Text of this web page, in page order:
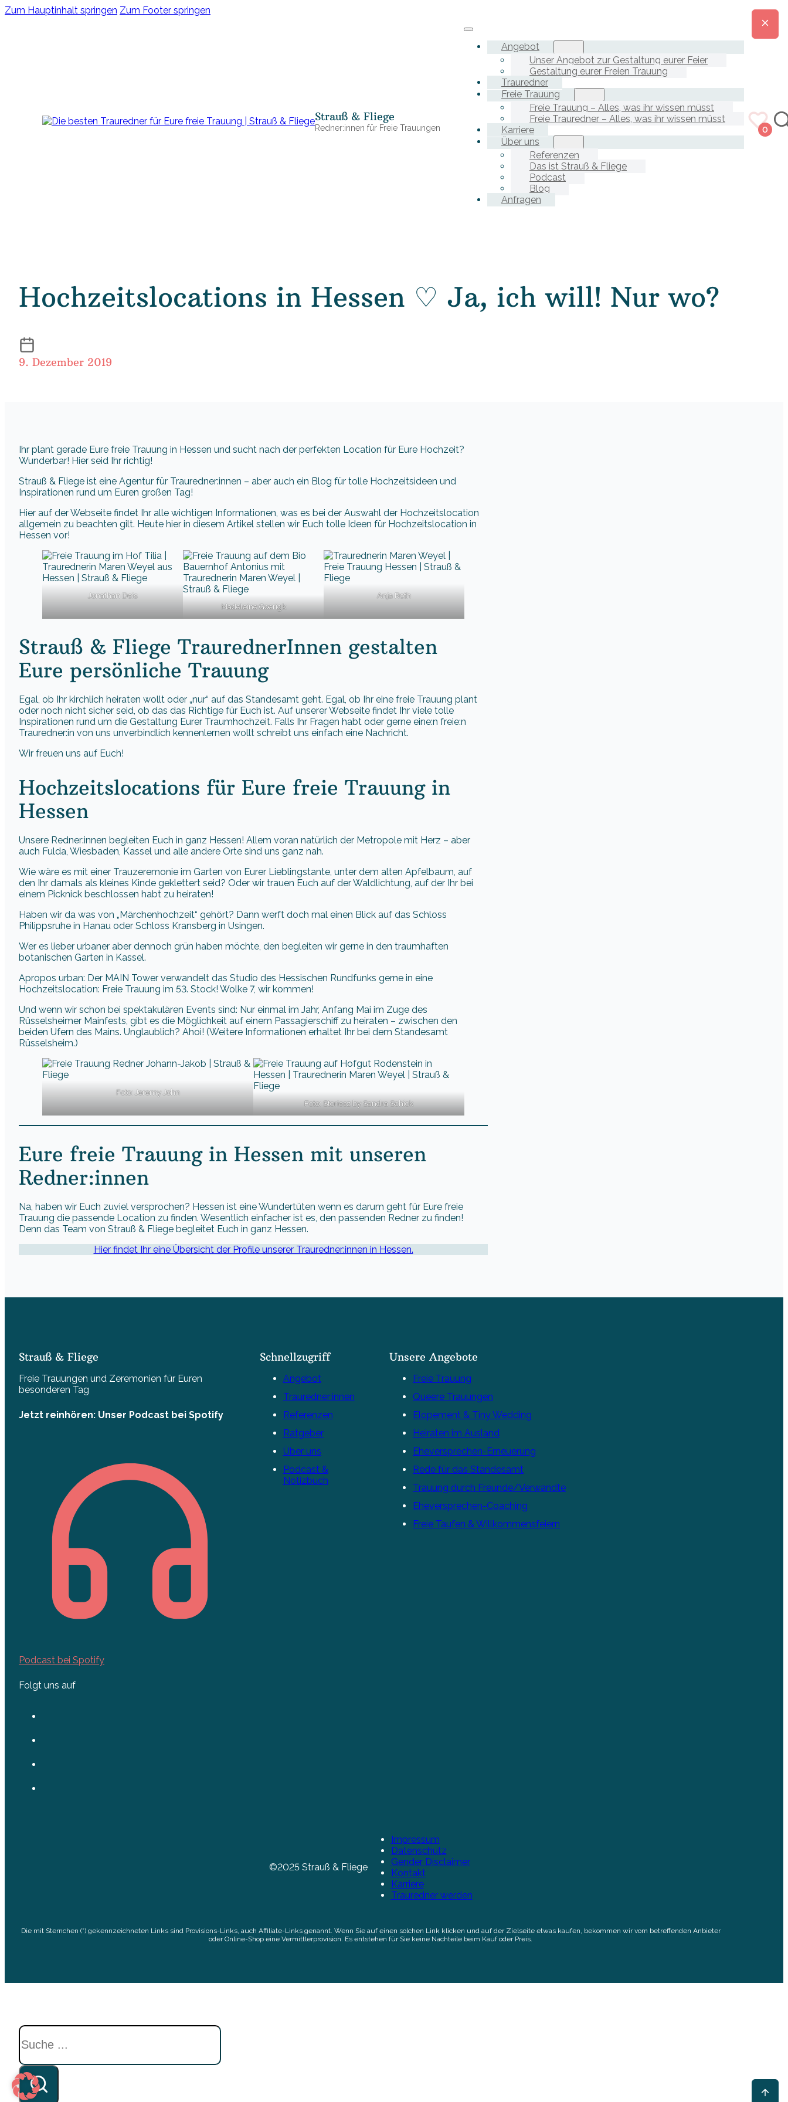
Zum Hauptinhalt springen Zum Footer springen
Strauß & Fliege
Redner:innen für Freie Trauungen
Angebot
Unser Angebot zur Gestaltung eurer Feier
Gestaltung eurer Freien Trauung
Trauredner
Freie Trauung
Freie Trauung – Alles, was ihr wissen müsst
Freie Trauredner – Alles, was ihr wissen müsst
Karriere
Über uns
Referenzen
Das ist Strauß & Fliege
Podcast
Blog
Anfragen
0
Hochzeitslocations in Hessen ♡ Ja, ich will! Nur wo?
9. Dezember 2019
Ihr plant gerade Eure freie Trauung in Hessen und sucht nach der perfekten Location für Eure Hochzeit?
Wunderbar! Hier seid Ihr richtig!
Strauß & Fliege ist eine Agentur für Trauredner:innen – aber auch ein Blog für tolle Hochzeitsideen und
Inspirationen rund um Euren großen Tag!
Hier auf der Webseite findet Ihr alle wichtigen Informationen, was es bei der Auswahl der Hochzeitslocation
allgemein zu beachten gilt. Heute hier in diesem Artikel stellen wir Euch tolle Ideen für Hochzeitslocation in
Hessen vor!
Jonathan Deis
Madeleine Goerigk
Anja Roth
Strauß & Fliege TraurednerInnen gestalten
Eure persönliche Trauung
Egal, ob Ihr kirchlich heiraten wollt oder „nur“ auf das Standesamt geht. Egal, ob Ihr eine freie Trauung plant
oder noch nicht sicher seid, ob das das Richtige für Euch ist. Auf unserer Webseite findet Ihr viele tolle
Inspirationen rund um die Gestaltung Eurer Traumhochzeit. Falls Ihr Fragen habt oder gerne eine:n freie:n
Trauredner:in von uns unverbindlich kennenlernen wollt schreibt uns einfach eine Nachricht.
Wir freuen uns auf Euch!
Hochzeitslocations für Eure freie Trauung in
Hessen
Unsere Redner:innen begleiten Euch in ganz Hessen! Allem voran natürlich der Metropole mit Herz – aber
auch Fulda, Wiesbaden, Kassel und alle andere Orte sind uns ganz nah.
Wie wäre es mit einer Trauzeremonie im Garten von Eurer Lieblingstante, unter dem alten Apfelbaum, auf
den Ihr damals als kleines Kinde geklettert seid? Oder wir trauen Euch auf der Waldlichtung, auf der Ihr bei
einem Picknick beschlossen habt zu heiraten!
Haben wir da was von „Märchenhochzeit“ gehört? Dann werft doch mal einen Blick auf das Schloss
Philippsruhe in Hanau oder Schloss Kransberg in Usingen.
Wer es lieber urbaner aber dennoch grün haben möchte, den begleiten wir gerne in den traumhaften
botanischen Garten in Kassel.
Apropos urban: Der MAIN Tower verwandelt das Studio des Hessischen Rundfunks gerne in eine
Hochzeitslocation: Freie Trauung im 53. Stock! Wolke 7, wir kommen!
Und wenn wir schon bei spektakulären Events sind: Nur einmal im Jahr, Anfang Mai im Zuge des
Rüsselsheimer Mainfests, gibt es die Möglichkeit auf einem Passagierschiff zu heiraten – zwischen den
beiden Ufern des Mains. Unglaublich? Ahoi! (Weitere Informationen erhaltet Ihr bei dem Standesamt
Rüsselsheim.)
Foto: Jeremy John
Foto: Storiesz by Sandra Schick
Eure freie Trauung in Hessen mit unseren
Redner:innen
Na, haben wir Euch zuviel versprochen? Hessen ist eine Wundertüten wenn es darum geht für Eure freie
Trauung die passende Location zu finden. Wesentlich einfacher ist es, den passenden Redner zu finden!
Denn das Team von Strauß & Fliege begleitet Euch in ganz Hessen.
Hier findet Ihr eine Übersicht der Profile unserer Trauredner:innen in Hessen.
Strauß & Fliege
Freie Trauungen und Zeremonien für Euren
besonderen Tag
Jetzt reinhören: Unser Podcast bei Spotify
Podcast bei Spotify
Folgt uns auf
Schnellzugriff
Angebot
Trauredner:innen
Referenzen
Ratgeber
Über uns
Podcast &
Notizbuch
Unsere Angebote
Freie Trauung
Queere Trauungen
Elopement & Tiny Wedding
Heiraten im Ausland
Eheversprechen-Erneuerung
Rede für das Standesamt
Trauung durch Freunde/Verwandte
Eheversprechen-Coaching
Freie Taufen & Willkommensfeiern
©2025 Strauß & Fliege
Impressum
Datenschutz
Gender Disclaimer
Kontakt
Karriere
Trauredner werden
Die mit Sternchen (*) gekennzeichneten Links sind Provisions-Links, auch Affiliate-Links genannt. Wenn Sie auf einen solchen Link klicken und auf der Zielseite etwas kaufen, bekommen wir vom betreffenden Anbieter
oder Online-Shop eine Vermittlerprovision. Es entstehen für Sie keine Nachteile beim Kauf oder Preis.
Suchen